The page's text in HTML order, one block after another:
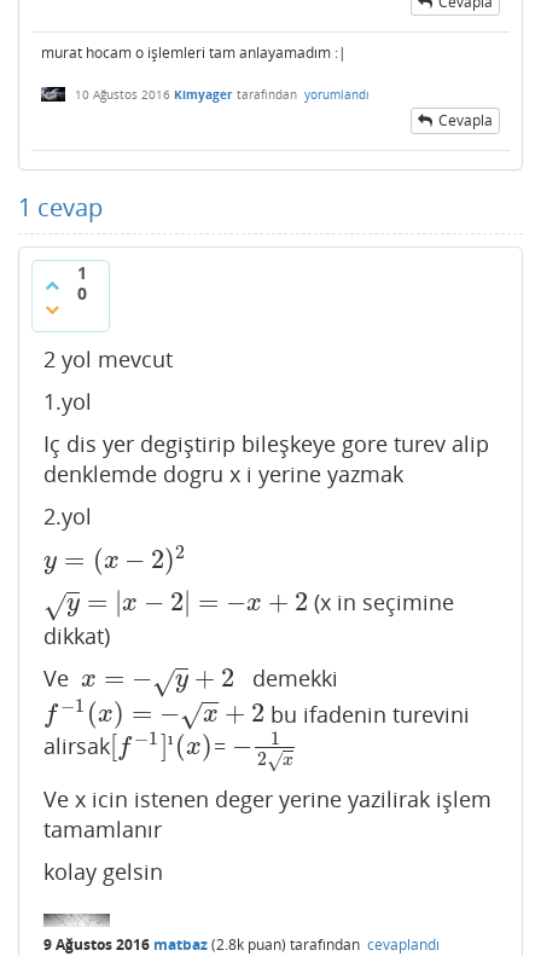
murat hocam o işlemleri tam anlayamadım :|
10 Ağustos 2016 Kimyager tarafından yorumlandı
Cevapla
1 cevap
1
0
2 yol mevcut
1.yol
Iç dis yer degiştirip bileşkeye gore turev alip
denklemde dogru x i yerine yazmak
2.yol
y = (x − 2)2
y=(x 2)2
y
√ = |x − 2 = −x + 2
y=|x−2 |= −x+2
(x in seçimine
dikkat)
Ve x = − y
√ + 2
x= −y +2 demekki
f −1 (x) = − x
−
−
√ + 2
f−1(x)=− +2
bu ifadenin turevini
alirsak f −1 ı (x)
f−1]ı x) = −
1
2
x
√
−12x
Ve x icin istenen deger yerine yazilirak işlem
tamamlanır
kolay gelsin
9 Ağustos 2016 matbaz(2.8k puan) tarafından cevaplandı